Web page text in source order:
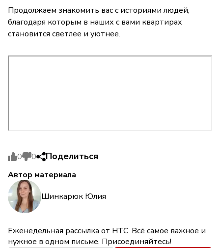
Продолжаем знакомить вас с историями людей,
благодаря которым в наших с вами квартирах
становится светлее и уютнее.
0 0 Поделиться
Автор материала
Шинкарюк Юлия
Еженедельная рассылка от НТС. Всё самое важное и
нужное в одном письме. Присоединяйтесь!